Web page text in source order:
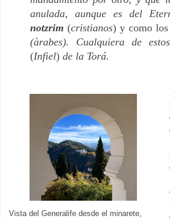
notzrim (cristianos) y como los
(Infiel) de la Torá.
Vista del Generalife desde el minarete,